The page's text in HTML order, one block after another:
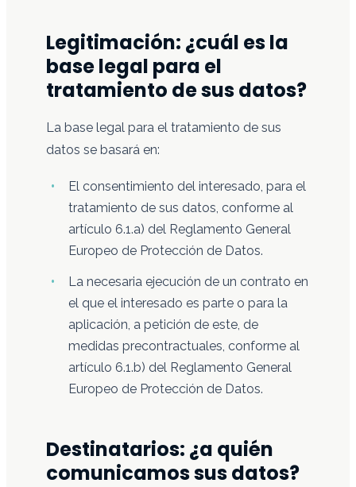
Legitimación: ¿cuál es la
base legal para el
tratamiento de sus datos?
La base legal para el tratamiento de sus
datos se basará en:
El consentimiento del interesado, para el
tratamiento de sus datos, conforme al
artículo 6.1.a) del Reglamento General
Europeo de Protección de Datos.
La necesaria ejecución de un contrato en
el que el interesado es parte o para la
aplicación, a petición de este, de
medidas precontractuales, conforme al
artículo 6.1.b) del Reglamento General
Europeo de Protección de Datos.
Destinatarios: ¿a quién
comunicamos sus datos?